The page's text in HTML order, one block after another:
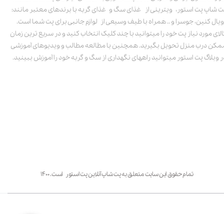
شاپ پت استور، ویترینی از غذای سگ و غذای گربه با برندهای معتبر مانند:
کنین، جوسرا و .. همراه با طیف وسیعی از لوازم جانبی برای پت شما است.
مورد نیاز پت خود را میتوانید با چند کلیک انتخاب کنید و در سریع ترین زمان
درب منزل تحویل بگیرید. همچنین با مطالعه مطالب و ویدیوهای آموزشی
وبلاگ پت استور میتوانید راههای نگهداری از سگ و گربه خود را آموزش ببینید.
تمام حقوق این سایت متعلق به پت شاپ آنلاین پت استور است. ۱۴۰۰